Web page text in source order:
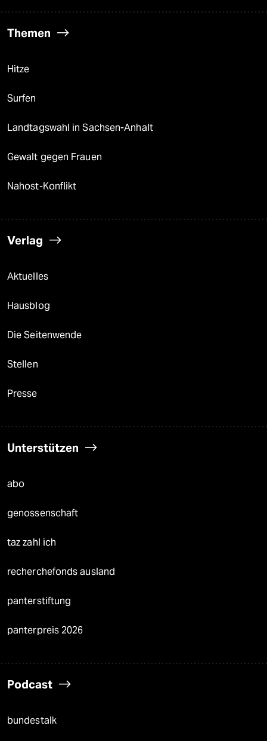
Themen
Hitze
Surfen
Landtagswahl in Sachsen-Anhalt
Gewalt gegen Frauen
Nahost-Konflikt
Verlag
Aktuelles
Hausblog
Die Seitenwende
Stellen
Presse
Unterstützen
abo
genossenschaft
taz zahl ich
recherchefonds ausland
panterstiftung
panterpreis 2026
Podcast
bundestalk